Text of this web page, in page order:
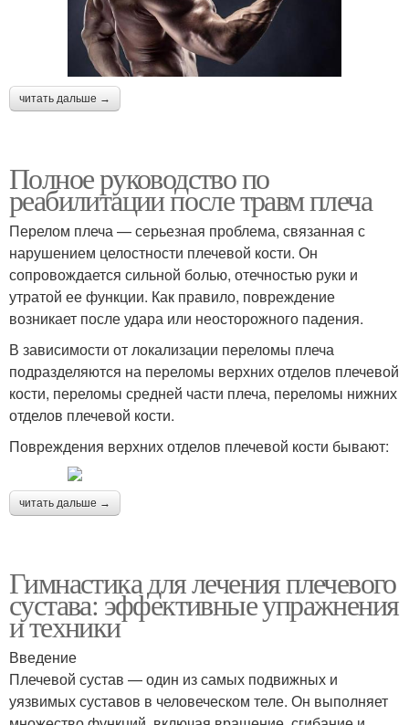
читать дальше →
Полное руководство по
реабилитации после травм плеча
Перелом плеча — серьезная проблема, связанная с
нарушением целостности плечевой кости. Он
сопровождается сильной болью, отечностью руки и
утратой ее функции. Как правило, повреждение
возникает после удара или неосторожного падения.
В зависимости от локализации переломы плеча
подразделяются на переломы верхних отделов плечевой
кости, переломы средней части плеча, переломы нижних
отделов плечевой кости.
Повреждения верхних отделов плечевой кости бывают:
читать дальше →
Гимнастика для лечения плечевого
сустава: эффективные упражнения
и техники
Введение
Плечевой сустав — один из самых подвижных и
уязвимых суставов в человеческом теле. Он выполняет